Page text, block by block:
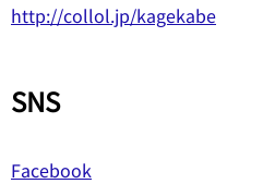
http://collol.jp/kagekabe
SNS
Facebook